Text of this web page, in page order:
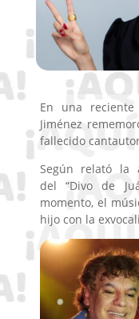
En una
Jiménez
fallecido
Según relató la
del “Divo de
momento, el
hijo con la